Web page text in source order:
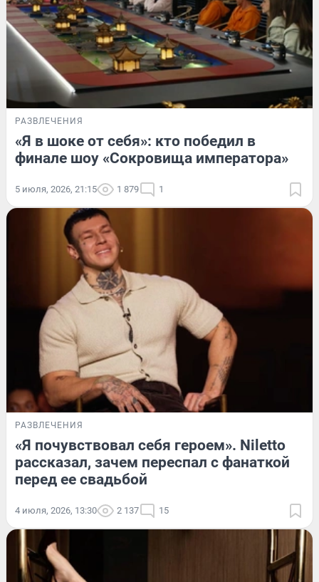
РАЗВЛЕЧЕНИЯ
«Я в шоке от себя»: кто победил в
финале шоу «Сокровища императора»
5 июля, 2026, 21:15 1 879 1
РАЗВЛЕЧЕНИЯ
«Я почувствовал себя героем». Niletto
рассказал, зачем переспал с фанаткой
перед ее свадьбой
4 июля, 2026, 13:30 2 137 15